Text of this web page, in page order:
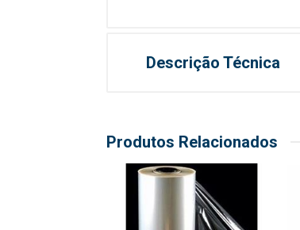
Descrição Técnica
Produtos Relacionados